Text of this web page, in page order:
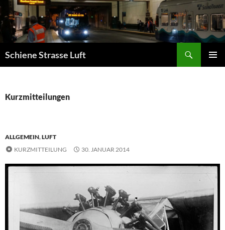
Zum
Inhalt
springen
Schiene Strasse Luft
Kurzmitteilungen
ALLGEMEIN,LUFT
KURZMITTEILUNG
30. JANUAR 2014